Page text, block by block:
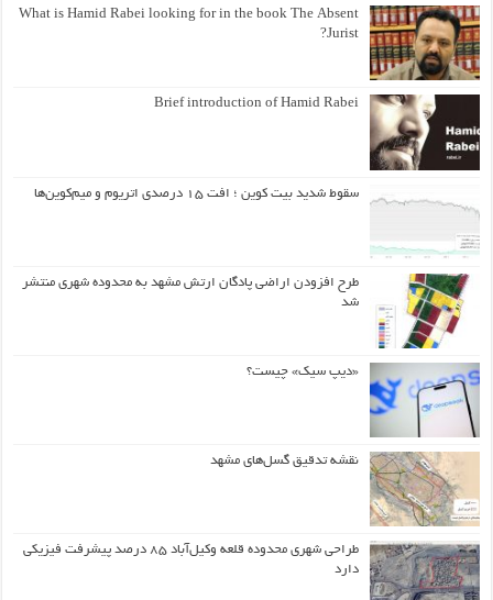
What is Hamid Rabei looking for in the book The Absent
Jurist?
Brief introduction of Hamid Rabei
سقوط شدید بیت کوین ؛ افت ۱۵ درصدی اتریوم و میم‌کوین‌ها
طرح افزودن اراضی پادگان ارتش مشهد به محدوده شهری منتشر
شد
«دیپ سیک» چیست؟
نقشه تدقیق گسل‌های مشهد
طراحی شهری محدوده قلعه وکیل‌آباد ۸۵ درصد پیشرفت فیزیکی
دارد